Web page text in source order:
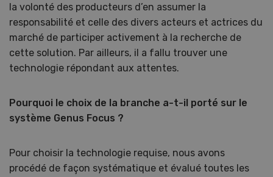
la volonté des producteurs d’en assumer la
responsabilité et celle des divers acteurs et actrices du
marché de participer activement à la recherche de
cette solution. Par ailleurs, il a fallu trouver une
technologie répondant aux attentes.
Pourquoi le choix de la branche a-t-il porté sur le
système Genus Focus ?
Pour choisir la technologie requise, nous avons
procédé de façon systématique et évalué toutes les